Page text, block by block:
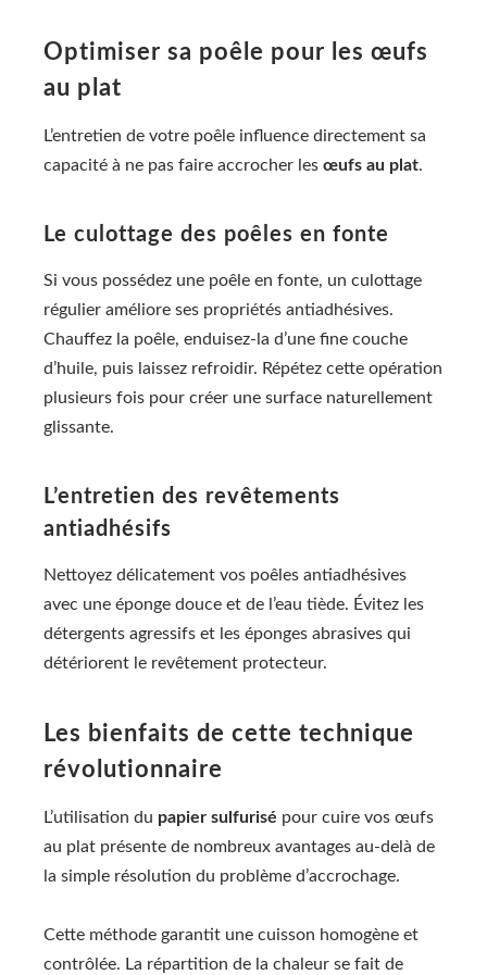
Optimiser sa poêle pour les œufs
au plat
L’entretien de votre poêle influence directement sa
capacité à ne pas faire accrocher les œufs au plat.
Le culottage des poêles en fonte
Si vous possédez une poêle en fonte, un culottage
régulier améliore ses propriétés antiadhésives.
Chauffez la poêle, enduisez-la d’une fine couche
d’huile, puis laissez refroidir. Répétez cette opération
plusieurs fois pour créer une surface naturellement
glissante.
L’entretien des revêtements
antiadhésifs
Nettoyez délicatement vos poêles antiadhésives
avec une éponge douce et de l’eau tiède. Évitez les
détergents agressifs et les éponges abrasives qui
détériorent le revêtement protecteur.
Les bienfaits de cette technique
révolutionnaire
L’utilisation du papier sulfurisé pour cuire vos œufs
au plat présente de nombreux avantages au-delà de
la simple résolution du problème d’accrochage.
Cette méthode garantit une cuisson homogène et
contrôlée. La répartition de la chaleur se fait de